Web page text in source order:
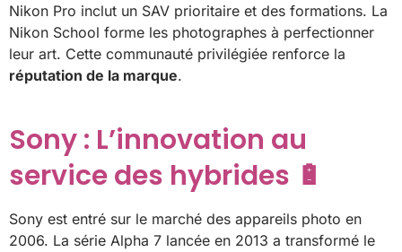
Nikon Pro inclut un SAV prioritaire et des formations. La
Nikon School forme les photographes à perfectionner
leur art. Cette communauté privilégiée renforce la
réputation de la marque.
Sony : L’innovation au
service des hybrides 🔋
Sony est entré sur le marché des appareils photo en
2006. La série Alpha 7 lancée en 2013 a transformé le